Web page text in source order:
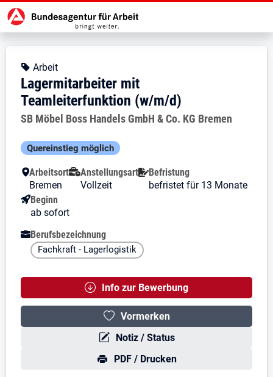
Zur Jobsuche Startseite
Stellendetails zu:
Lagermitarbeiter mit
Lagermitarbeiter mit
Kopfbereich
Angebotsart:
Arbeit
Lagermitarbeiter mit
Teamleiterfunktion (w/m/d)
Arbeitgeber:
SB Möbel Boss Handels GmbH & Co. KG Bremen
Besondere Merkmale
Quereinstieg möglich
Arbeitsort
Bremen
Anstellungsart
Vollzeit
Befristung
befristet für 13 Monate
Beginn
ab sofort
Berufsbezeichnung
Fachkraft - Lagerlogistik
Info zur Bewerbung
Vormerken
Notiz / Status
PDF / Drucken